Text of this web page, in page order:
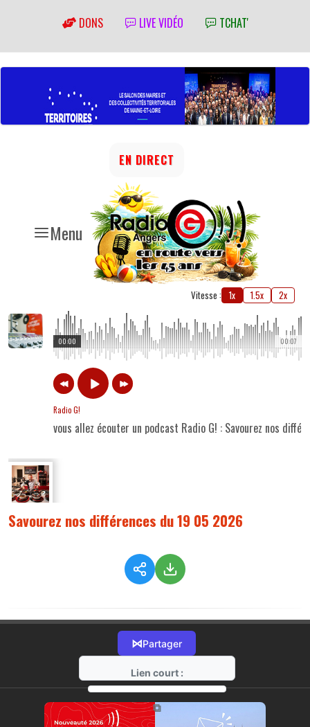
DONS LIVE VIDÉO TCHAT'
Menu
EN DIRECT
Vitesse : 1x 1.5x 2x
00:07
00:00
Radio G!
vous allez écouter un podcast Radio G! : Savourez nos
Savourez nos différences du 19 05 2026
⋈Partager
Lien court :
https://radio-g.fr?22074
⧉